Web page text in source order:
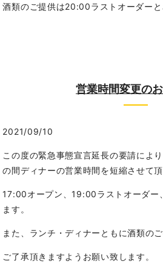
酒類のご提供は20:00ラストオーダーと
営業時間変更の
2021/09/10
この度の緊急事態宣言延長の要請によ
の間ディナーの営業時間を短縮させて
17:00オープン、19:00ラストオーダー
ます。
また、ランチ・ディナーともに酒類の
ご了承頂きますようお願い致します。